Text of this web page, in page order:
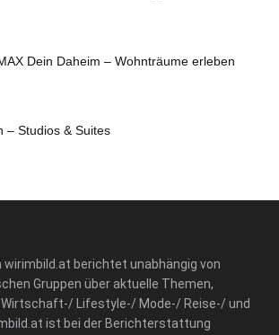
Dein Daheim – Wohnträume erleben
– Studios & Suites
wirimbild.at berichtet unabhängig von
Gruppen über aktuelle Themen,
Lifestyle-/ Mode-/ Reise-/ und
ist bei der Berichterstattung